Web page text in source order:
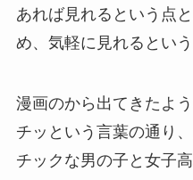
あれば見れるという点
め、気軽に見れるという
漫画のから出てきたよ
チッという言葉の通り
チックな男の子と女子高